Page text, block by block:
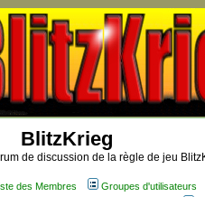
BlitzKrieg
de discussion de la règle de jeu
des Membres Groupes d'utilisateurs